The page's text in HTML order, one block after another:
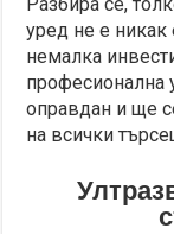
уред не е никак
немалка
професионална
оправдан и ще
на всички